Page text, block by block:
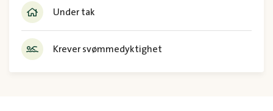
Under tak
Krever svømmedyktighet